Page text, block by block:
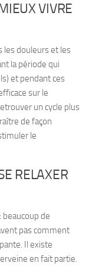
VIVRE
lesdouleurs et les
la période qui
et pendant ces
sur le
un cycle plus
de façon
le
RELAXER
: beaucoup de
pas comment
Il existe
en fait partie.